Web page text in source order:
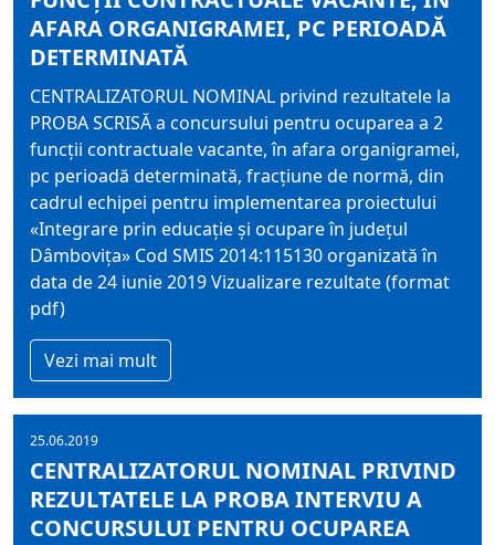
AFARA ORGANIGRAMEI, PC PERIOADĂ
DETERMINATĂ
CENTRALIZATORUL NOMINAL privind rezultatele la
PROBA SCRISĂ a concursului pentru ocuparea a 2
funcţii contractuale vacante, în afara organigramei,
pc perioadă determinată, fracţiune de normă, din
cadrul echipei pentru implementarea proiectului
«Integrare prin educaţie şi ocupare în judeţul
Dâmboviţa» Cod SMIS 2014:115130 organizată în
data de 24 iunie 2019 Vizualizare rezultate (format
pdf)
Vezi mai mult
25.06.2019
CENTRALIZATORUL NOMINAL PRIVIND
REZULTATELE LA PROBA INTERVIU A
CONCURSULUI PENTRU OCUPAREA